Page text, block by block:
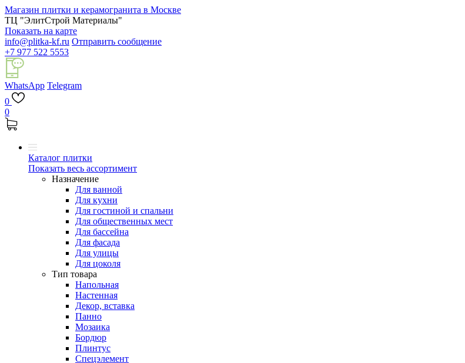
Магазин плитки и керамогранита в Москве
ТЦ "ЭлитСтрой Материалы"
Показать на карте
info@plitka-kf.ru Отправить сообщение
+7 977 522 5553
WhatsApp Telegram
0
0
Каталог плитки
Показать весь ассортимент
Назначение
Для ванной
Для кухни
Для гостиной и спальни
Для общественных мест
Для бассейна
Для фасада
Для улицы
Для цоколя
Тип товара
Напольная
Настенная
Декор, вставка
Панно
Мозаика
Бордюр
Плинтус
Спецэлемент